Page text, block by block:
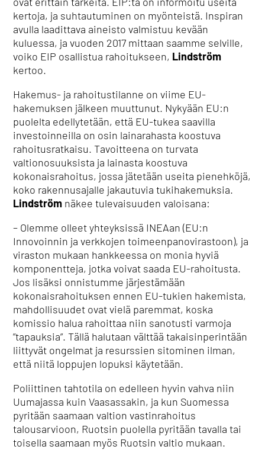
kertoja, ja suhtautuminen on myönteistä. Inspiran
avulla laadittava aineisto valmistuu kevään
kuluessa, ja vuoden 2017 mittaan saamme selville,
voiko EIP osallistua rahoitukseen, Lindström
kertoo.
Hakemus- ja rahoitustilanne on viime EU-
hakemuksen jälkeen muuttunut. Nykyään EU:n
puolelta edellytetään, että EU-tukea saavilla
investoinneilla on osin lainarahasta koostuva
rahoitusratkaisu. Tavoitteena on turvata
valtionosuuksista ja lainasta koostuva
kokonaisrahoitus, jossa jätetään useita pienehköjä,
koko rakennusajalle jakautuvia tukihakemuksia.
Lindström näkee tulevaisuuden valoisana:
– Olemme olleet yhteyksissä INEAan (EU:n
Innovoinnin ja verkkojen toimeenpanovirastoon), ja
viraston mukaan hankkeessa on monia hyviä
komponentteja, jotka voivat saada EU-rahoitusta.
Jos lisäksi onnistumme järjestämään
kokonaisrahoituksen ennen EU-tukien hakemista,
mahdollisuudet ovat vielä paremmat, koska
komissio halua rahoittaa niin sanotusti varmoja
”tapauksia”. Tällä halutaan välttää takaisinperintään
liittyvät ongelmat ja resurssien sitominen ilman,
että niitä loppujen lopuksi käytetään.
Poliittinen tahtotila on edelleen hyvin vahva niin
Uumajassa kuin Vaasassakin, ja kun Suomessa
pyritään saamaan valtion vastinrahoitus
talousarvioon, Ruotsin puolella pyritään tavalla tai
toisella saamaan myös Ruotsin valtio mukaan.